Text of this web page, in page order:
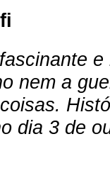
nem a
dia 3 de